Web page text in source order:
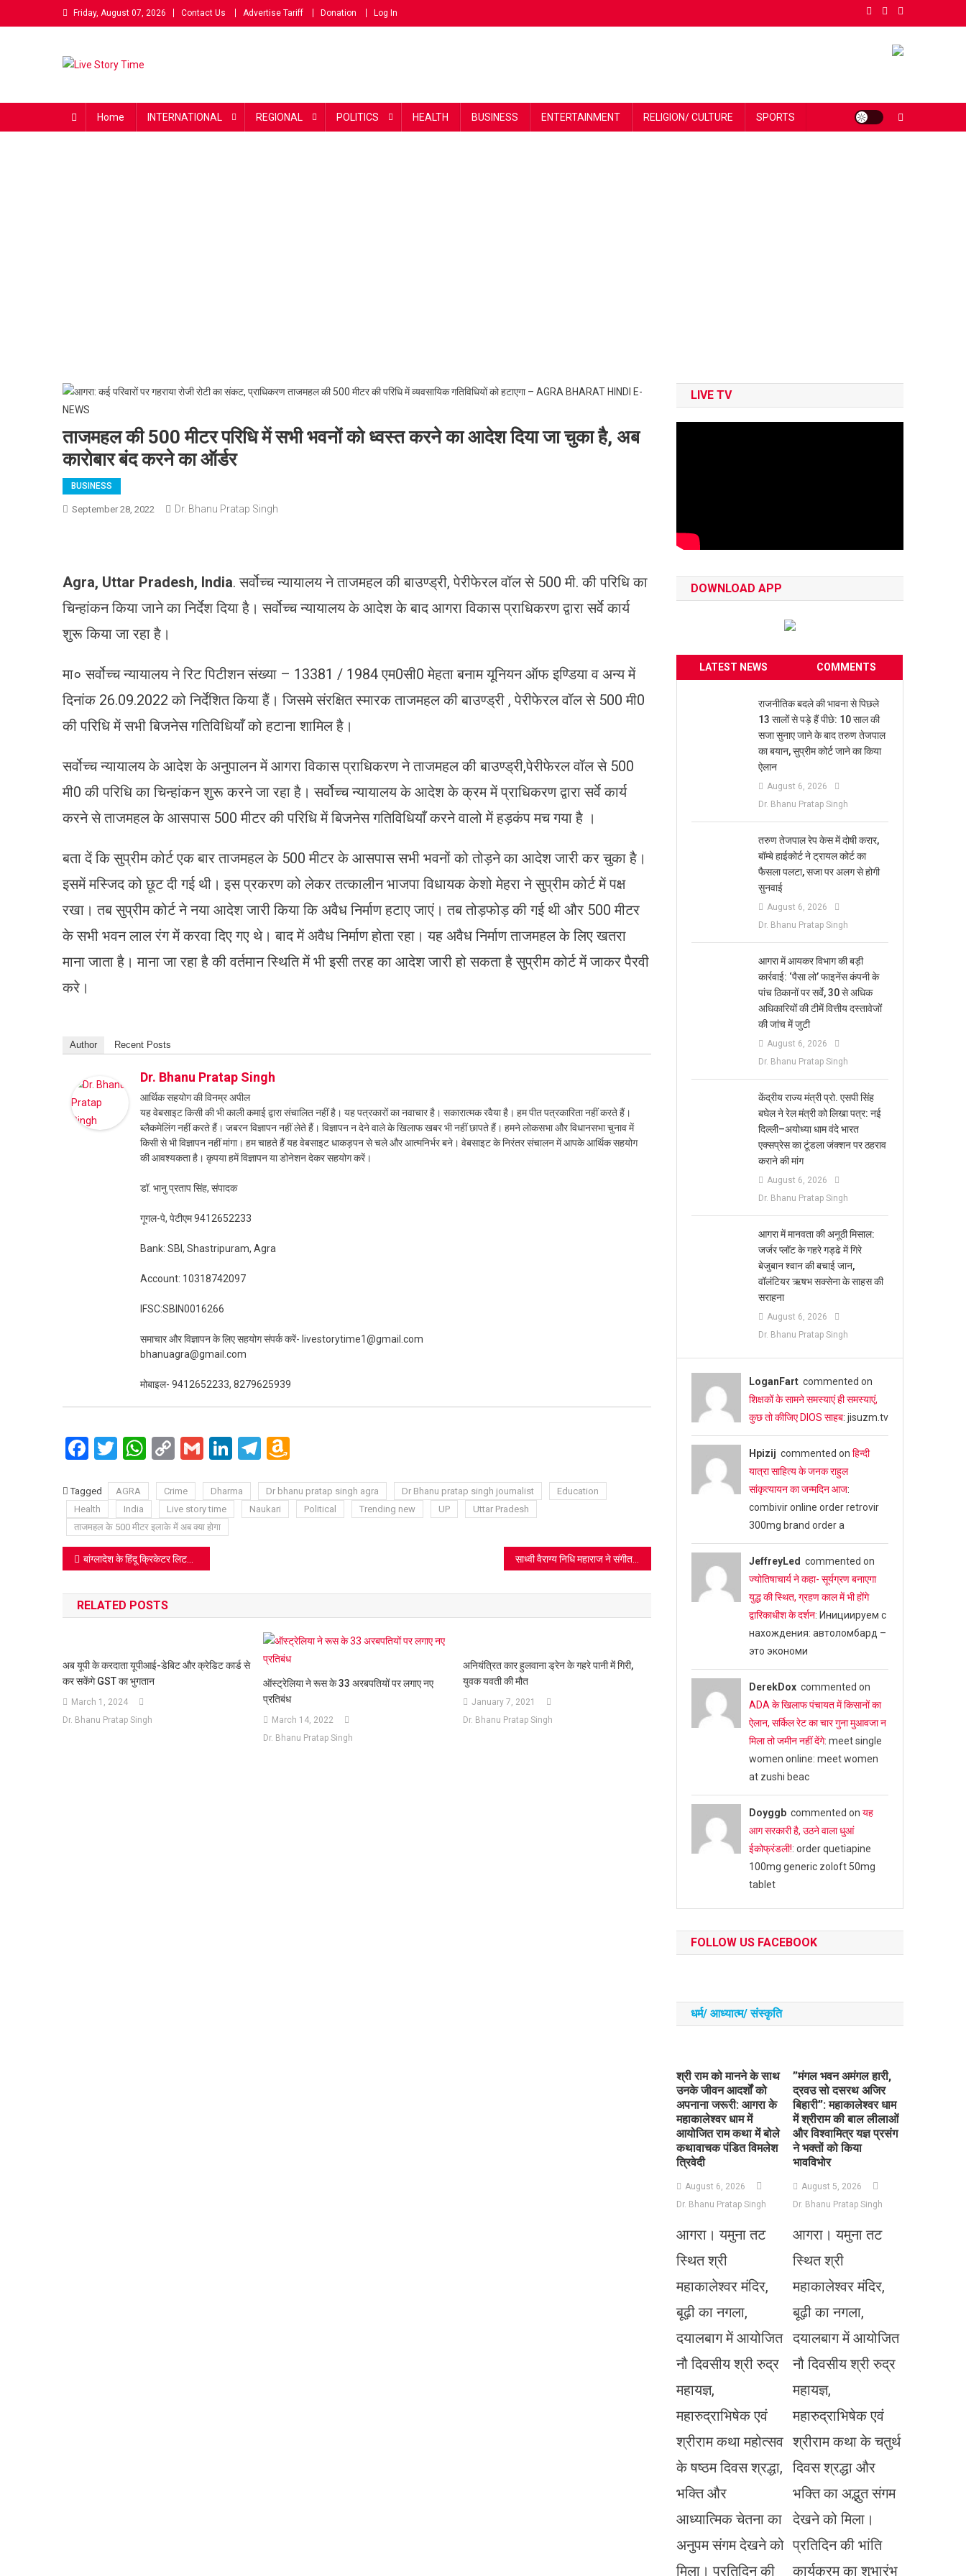
to
Friday, August 07, 2026 Contact Us Advertise Tariff Donation Log In
Home INTERNATIONAL REGIONAL POLITICS HEALTH BUSINESS ENTERTAINMENT RELIGION/ CULTURE SPORTS
ताजमहल की 500 मीटर परिधि में सभी भवनों को ध्वस्त करने का आदेश दिया जा चुका है, अब
कारोबार बंद करने का ऑर्डर
BUSINESS
September 28, 2022 Dr. Bhanu Pratap Singh
Agra, Uttar Pradesh, India. सर्वोच्च न्यायालय ने ताजमहल की बाउण्ड्री, पेरीफेरल वॉल से 500 मी. की परिधि का
चिन्हांकन किया जाने का निर्देश दिया है। सर्वोच्च न्यायालय के आदेश के बाद आगरा विकास प्राधिकरण द्वारा सर्वे कार्य
शुरू किया जा रहा है।
मा० सर्वोच्च न्यायालय ने रिट पिटीशन संख्या – 13381 / 1984 एम0सी0 मेहता बनाम यूनियन ऑफ इण्डिया व अन्य में
दिनांक 26.09.2022 को निर्देशित किया हैं। जिसमे संरक्षित स्मारक ताजमहल की बाउण्ड्री , पेरीफेरल वॉल से 500 मी0
की परिधि में सभी बिजनेस गतिविधियाँ को हटाना शामिल है।
सर्वोच्च न्यायालय के आदेश के अनुपालन में आगरा विकास प्राधिकरण ने ताजमहल की बाउण्ड्री,पेरीफेरल वॉल से 500
मी0 की परिधि का चिन्हांकन शुरू करने जा रहा है। सर्वोच्च न्यायालय के आदेश के क्रम में प्राधिकरण द्वारा सर्वे कार्य
करने से ताजमहल के आसपास 500 मीटर की परिधि में बिजनेस गतिविधियाँ करने वालो में हड़कंप मच गया है ।
बता दें कि सुप्रीम कोर्ट एक बार ताजमहल के 500 मीटर के आसपास सभी भवनों को तोड़ने का आदेश जारी कर चुका है।
इसमें मस्जिद को छूट दी गई थी। इस प्रकरण को लेकर तत्कालीन भाजपा विधायक केशो मेहरा ने सुप्रीम कोर्ट में पक्ष
रखा। तब सुप्रीम कोर्ट ने नया आदेश जारी किया कि अवैध निर्माण हटाए जाएं। तब तोड़फोड़ की गई थी और 500 मीटर
के सभी भवन लाल रंग में करवा दिए गए थे। बाद में अवैध निर्माण होता रहा। यह अवैध निर्माण ताजमहल के लिए खतरा
माना जाता है। माना जा रहा है की वर्तमान स्थिति में भी इसी तरह का आदेश जारी हो सकता है सुप्रीम कोर्ट में जाकर पैरवी
करे।
Author Recent Posts
Dr. Bhanu Pratap Singh
आर्थिक सहयोग की विनम्र अपील
यह वेबसाइट किसी की भी काली कमाई द्वारा संचालित नहीं है। यह पत्रकारों का नवाचार है। सकारात्मक रवैया है। हम पीत पत्रकारिता नहीं करते हैं।
ब्लैकमेलिंग नहीं करते हैं। जबरन विज्ञापन नहीं लेते हैं। विज्ञापन न देने वाले के खिलाफ खबर भी नहीं छापते हैं। हमने लोकसभा और विधानसभा चुनाव में
किसी से भी विज्ञापन नहीं मांगा। हम चाहते हैं यह वेबसाइट धाकड़पन से चले और आत्मनिर्भर बने। वेबसाइट के निरंतर संचालन में आपके आर्थिक सहयोग
की आवश्यकता है। कृपया हमें विज्ञापन या डोनेशन देकर सहयोग करें।
डॉ. भानु प्रताप सिंह, संपादक
गूगल-पे, पेटीएम 9412652233
Bank: SBI, Shastripuram, Agra
Account: 10318742097
IFSC:SBIN0016266
समाचार और विज्ञापन के लिए सहयोग संपर्क करें- livestorytime1@gmail.com
bhanuagra@gmail.com
मोबाइल- 9412652233, 8279625939
Facebook
Twitter
WhatsApp
CopyGmailLinkedIn
Telegram
List
Tagged AGRA Crime Dharma Dr bhanu pratap singh agra Dr Bhanu pratap singh journalist
Education
Health
India Live story time Naukari Political Trending new UP
Uttar Pradesh
ताजमहल के 500 मीटर इलाके में अब क्या होगा
Post
navigation
बांग्‍लादेश के हिंदू क्रिकेटर लिटन दास ने दुर्गा पूजा की शुभकामनाएं दी तो लोगों ने धर्म परिवर्तन करने को कहा
RELATED POSTS
अब यूपी के करदाता यूपीआई-डेबिट और क्रेडिट कार्ड से
कर सकेंगे GST का भुगतान
March 1, 2024
Dr. Bhanu Pratap Singh
ऑस्ट्रेलिया ने रूस के 33 अरबपतियों पर लगाए नए
प्रतिबंध
March 14, 2022
Dr. Bhanu Pratap Singh
अनियंत्रित कार हुलवाना ड्रेन के गहरे पानी में गिरी,
युवक यवती की मौत
January 7, 2021
Dr. Bhanu Pratap Singh
LIVE TV
DOWNLOAD APP
LATEST NEWS COMMENTS
राजनीतिक बदले की भावना से पिछले
13 सालों से पड़े हैं पीछे: 10 साल की
सजा सुनाए जाने के बाद तरुण तेजपाल
का बयान, सुप्रीम कोर्ट जाने का किया
ऐलान
August 6, 2026
Dr. Bhanu Pratap Singh
तरुण तेजपाल रेप केस में दोषी करार,
बॉम्बे हाईकोर्ट ने ट्रायल कोर्ट का
फैसला पलटा, सजा पर अलग से होगी
सुनवाई
August 6, 2026
Dr. Bhanu Pratap Singh
आगरा में आयकर विभाग की बड़ी
कार्रवाई: ‘पैसा लो’ फाइनेंस कंपनी के
पांच ठिकानों पर सर्वे, 30 से अधिक
अधिकारियों की टीमें वित्तीय दस्तावेजों
की जांच में जुटी
August 6, 2026
Dr. Bhanu Pratap Singh
केंद्रीय राज्य मंत्री प्रो. एसपी सिंह
बघेल ने रेल मंत्री को लिखा पत्र: नई
दिल्ली–अयोध्या धाम वंदे भारत
एक्सप्रेस का टूंडला जंक्शन पर ठहराव
कराने की मांग
August 6, 2026
Dr. Bhanu Pratap Singh
आगरा में मानवता की अनूठी मिसाल:
जर्जर प्लॉट के गहरे गड्ढे में गिरे
बेजुबान श्वान की बचाई जान,
वॉलंटियर ऋषभ सक्सेना के साहस की
सराहना
August 6, 2026
Dr. Bhanu Pratap Singh
LoganFartcommented on
शिक्षकों के सामने समस्याएं ही समस्याएं,
कुछ तो कीजिए DIOS साहब: jisuzm.tv
Hpizij commented on हिन्दी
यात्रा साहित्य के जनक राहुल
सांकृत्यायन का जन्‍मदिन आज:
combivir online order retrovir
300mg brand order a
JeffreyLed commented on
ज्योतिषाचार्य ने कहा- सूर्यग्रण बनाएगा
युद्ध की स्थित, ग्रहण काल में भी होंगे
द्वारिकाधीश के दर्शन: Инициируем с
нахождения: автоломбард –
это экономи
DerekDoxcommented on
ADA के खिलाफ पंचायत में किसानों का
ऐलान, सर्किल रेट का चार गुना मुआवजा न
मिला तो जमीन नहीं देंगे: meet single
women online: meet women
at zushi beac
Doyggbcommented on यह
आग सरकारी है, उठने वाला धुआं
ईकोफ्रंडली!: order quetiapine
100mg generic zoloft 50mg
tablet
FOLLOW US FACEBOOK
धर्म/ आध्‍यात्‍म/ संस्‍कृति
​श्री राम को मानने के साथ
उनके जीवन आदर्शों को
अपनाना जरूरी: आगरा के
महाकालेश्वर धाम में
आयोजित राम कथा में बोले
कथावाचक पंडित विमलेश
त्रिवेदी
August 6, 2026
Dr. Bhanu Pratap Singh
आगरा। यमुना तट
स्थित श्री
महाकालेश्वर मंदिर,
बूढ़ी का नगला,
दयालबाग में आयोजित
नौ दिवसीय श्री रुद्र
महायज्ञ,
महारुद्राभिषेक एवं
श्रीराम कथा महोत्सव
के षष्ठम दिवस श्रद्धा,
भक्ति और
आध्यात्मिक चेतना का
अनुपम संगम देखने को
मिला। प्रतिदिन की
​”मंगल भवन अमंगल हारी,
द्रवउ सो दसरथ अजिर
बिहारी”: महाकालेश्वर धाम
में श्रीराम की बाल लीलाओं
और विश्वामित्र यज्ञ प्रसंग
ने भक्तों को किया
भावविभोर
August 5, 2026
Dr. Bhanu Pratap Singh
आगरा। यमुना तट
स्थित श्री
महाकालेश्वर मंदिर,
बूढ़ी का नगला,
दयालबाग में आयोजित
नौ दिवसीय श्री रुद्र
महायज्ञ,
महारुद्राभिषेक एवं
श्रीराम कथा के चतुर्थ
दिवस श्रद्धा और
भक्ति का अद्भुत संगम
देखने को मिला।
प्रतिदिन की भांति
कार्यक्रम का शुभारंभ